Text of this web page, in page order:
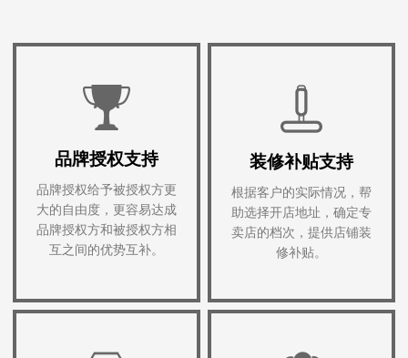
品牌授权支持
品牌授权给予被授权方更
大的自由度，更容易达成
品牌授权方和被授权方相
互之间的优势互补。
装修补贴支持
根据客户的实际情况，帮
助选择开店地址，确定专
卖店的档次，提供店铺装
修补贴。